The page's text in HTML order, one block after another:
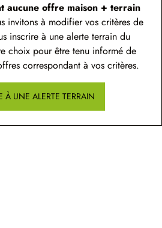
aucune offre maison + terrain
invitons à modifier vos critères de
inscrire à une alerte terrain du
choix pour être tenu informé de
correspondant à vos critères.
À UNE ALERTE TERRAIN